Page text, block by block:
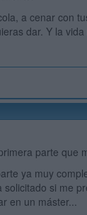
a cenar con
dar. Y la
parte que
ya muy
solicitado si me
en un máster...